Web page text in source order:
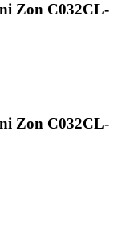
Zon C032CL-
Zon C032CL-